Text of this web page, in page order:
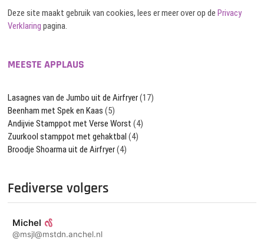
Deze site maakt gebruik van cookies, lees er meer over op dePrivacy
Verklaring pagina.
MEESTE APPLAUS
Lasagnes van de Jumbo uit de Airfryer(17)
Beenham met Spek en Kaas (5)
Andijvie Stamppot met Verse Worst (4)
Zuurkool stamppot met gehaktbal (4)
Broodje Shoarma uit de Airfryer(4)
Fediverse volgers
Michel
@msjl@mstdn.anchel.nl